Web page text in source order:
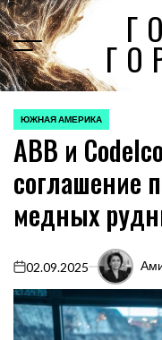
Перейти
к
содержимому
ОПУБЛИКОВАНО
В
ЮЖНАЯ АМЕРИКА
ABB и
соглашение
медных
on
02.09.2025